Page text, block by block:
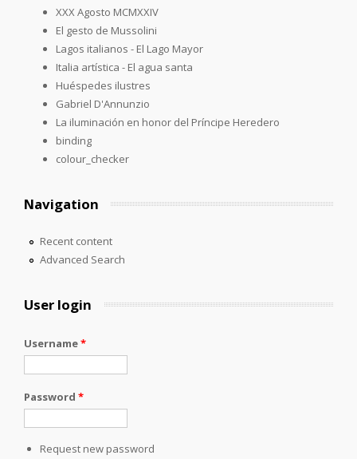
XXX Agosto MCMXXIV
El gesto de Mussolini
Lagos italianos - El Lago Mayor
Italia artística - El agua santa
Huéspedes ilustres
Gabriel D'Annunzio
La iluminación en honor del Príncipe Heredero
binding
colour_checker
Navigation
Recent content
Advanced Search
User login
Username*
Password *
Request new password